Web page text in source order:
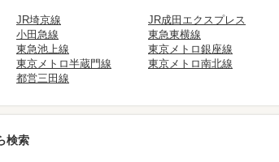
JR埼京線 JR成田エクスプレス
小田急線 東急東横線
東急池上線 東京メトロ銀座線
東京メトロ半蔵門線 東京メトロ南北線
都営三田線
検索